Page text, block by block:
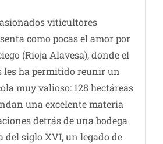
viticultores
como pocas el amor por
(Rioja Alavesa), donde el
les ha permitido reunir un
muy valioso: 128 hectáreas
una excelente materia
detrás de una bodega
del siglo XVI, un legado de